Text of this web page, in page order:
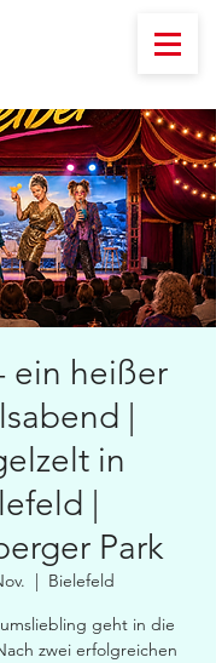
ein heißer
|
in
|
Park
  |
Bielefeld
geht in die
zwei erfolgreichen